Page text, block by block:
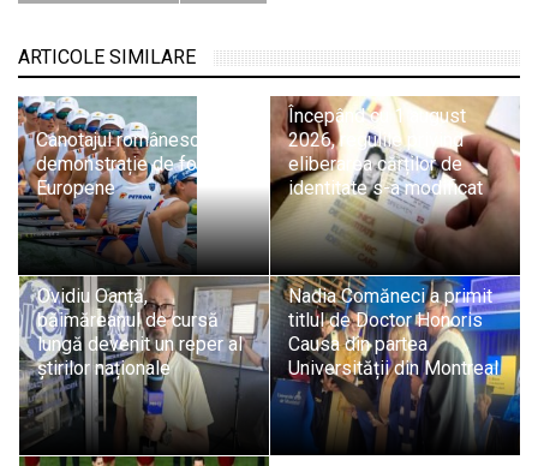
ARTICOLE SIMILARE
Canotajul românesc,
demonstrație de forță la
Europene
Începând cu 1 august
2026, regulile privind
eliberarea cărților de
identitate s-a modificat
Ovidiu Oanță,
băimăreanul de cursă
lungă devenit un reper al
știrilor naționale
Nadia Comăneci a primit
titlul de Doctor Honoris
Causa din partea
Universității din Montreal